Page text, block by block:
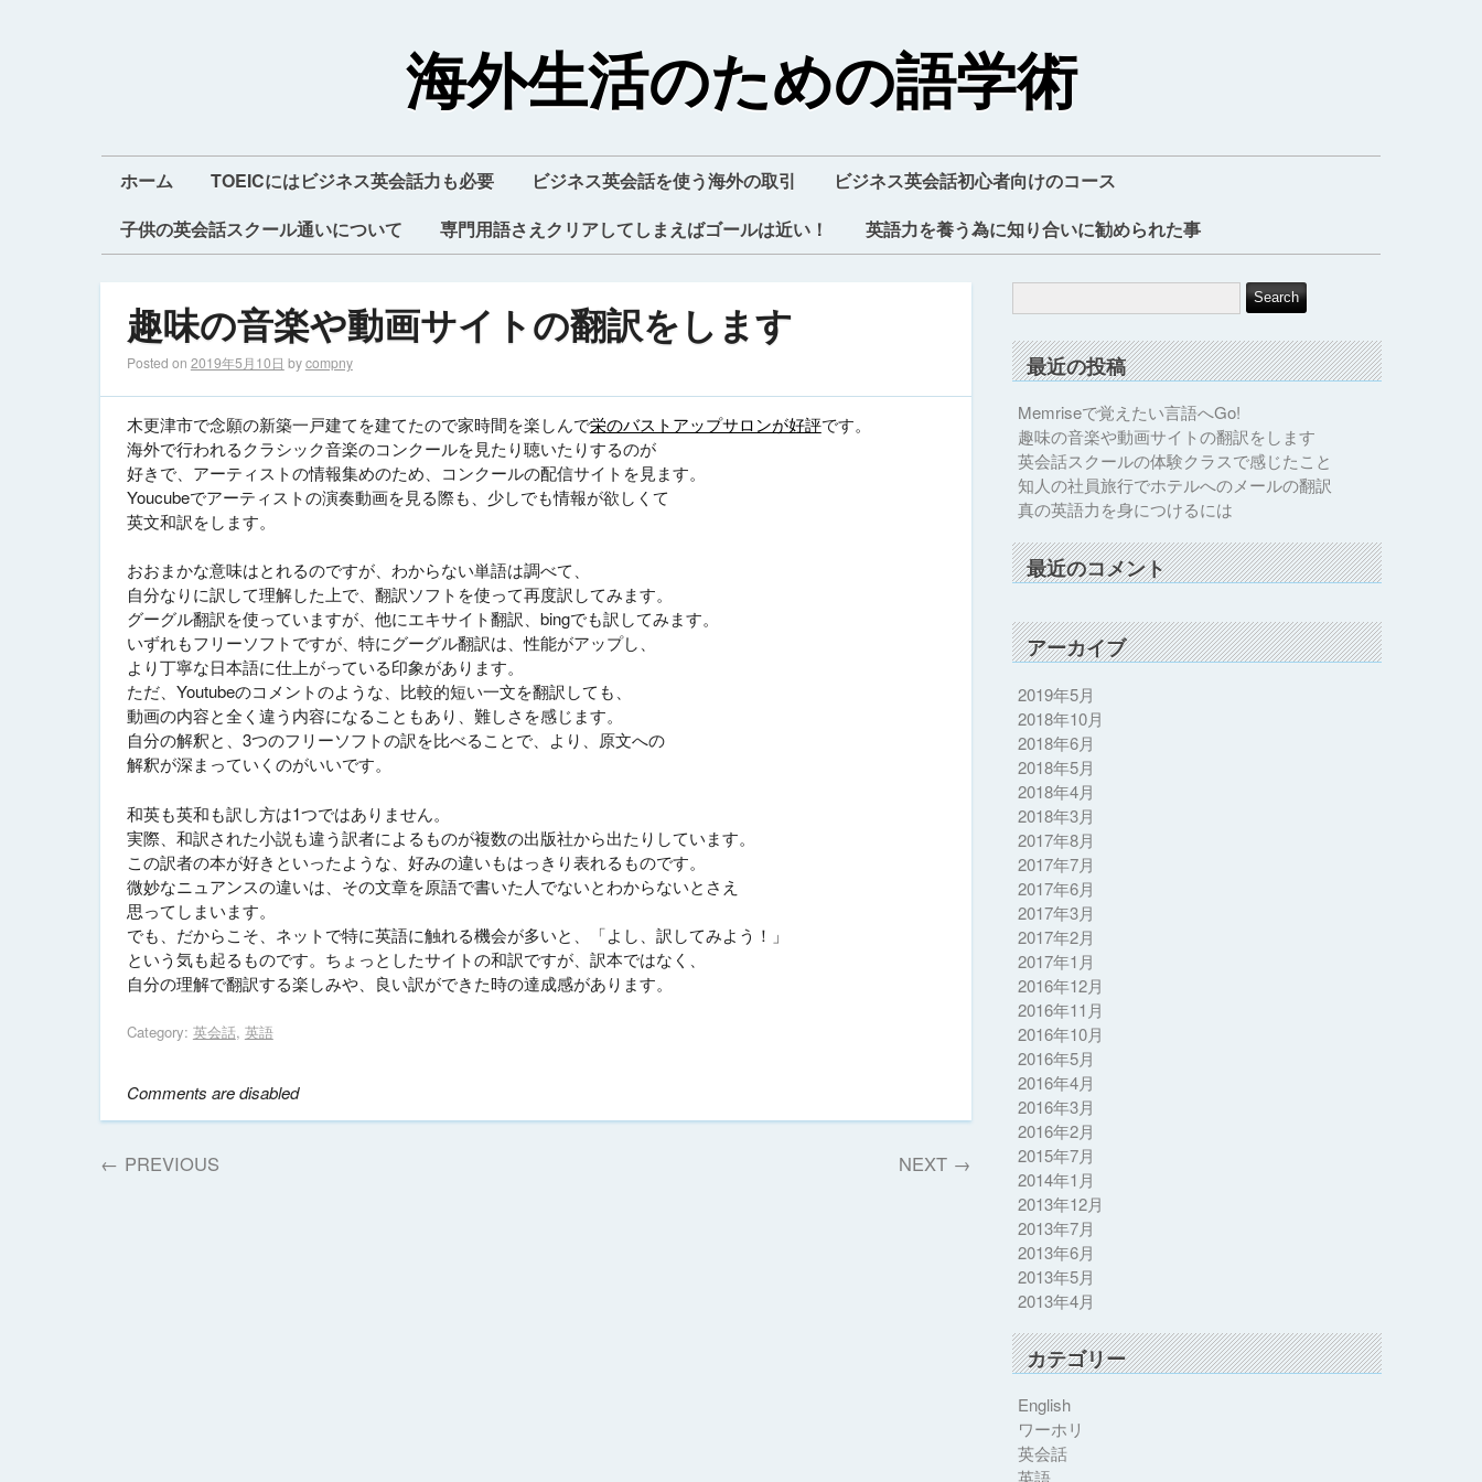
海外生活のための語学術
ホーム TOEICにはビジネス英会話力も必要 ビジネス英会話を使う海外の取引
ビジネス英会話初心者向けのコース
子供の英会話スクール通いについて
専門用語さえクリアしてしまえばゴールは近い！ 英語力を養う為に知り合いに勧められた事
趣味の音楽や動画サイトの翻訳をします
Posted on 2019年5月10日 bycompny
木更津市で念願の新築一戸建てを建てたので家時間を楽しんで栄のバストアップサロンが好評です。
海外で行われるクラシック音楽のコンクールを見たり聴いたりするのが
好きで、アーティストの情報集めのため、コンクールの配信サイトを見ます。
Youcubeでアーティストの演奏動画を見る際も、少しでも情報が欲しくて
英文和訳をします。
おおまかな意味はとれるのですが、わからない単語は調べて、
自分なりに訳して理解した上で、翻訳ソフトを使って再度訳してみます。
グーグル翻訳を使っていますが、他にエキサイト翻訳、bingでも訳してみます。
いずれもフリーソフトですが、特にグーグル翻訳は、性能がアップし、
より丁寧な日本語に仕上がっている印象があります。
ただ、Youtubeのコメントのような、比較的短い一文を翻訳しても、
動画の内容と全く違う内容になることもあり、難しさを感じます。
自分の解釈と、3つのフリーソフトの訳を比べることで、より、原文への
解釈が深まっていくのがいいです。
和英も英和も訳し方は1つではありません。
実際、和訳された小説も違う訳者によるものが複数の出版社から出たりしています。
この訳者の本が好きといったような、好みの違いもはっきり表れるものです。
微妙なニュアンスの違いは、その文章を原語で書いた人でないとわからないとさえ
思ってしまいます。
でも、だからこそ、ネットで特に英語に触れる機会が多いと、「よし、訳してみよう！」
という気も起るものです。ちょっとしたサイトの和訳ですが、訳本ではなく、
自分の理解で翻訳する楽しみや、良い訳ができた時の達成感があります。
Category: 英会話, 英語
Comments are disabled
← PREVIOUS NEXT →
最近の投稿
Memriseで覚えたい言語へGo!
趣味の音楽や動画サイトの翻訳をします
英会話スクールの体験クラスで感じたこと
知人の社員旅行でホテルへのメールの翻訳
真の英語力を身につけるには
最近のコメント
アーカイブ
2019年5月
2018年10月
2018年6月
2018年5月
2018年4月
2018年3月
2017年8月
2017年7月
2017年6月
2017年3月
2017年2月
2017年1月
2016年12月
2016年11月
2016年10月
2016年5月
2016年4月
2016年3月
2016年2月
2015年7月
2014年1月
2013年12月
2013年7月
2013年6月
2013年5月
2013年4月
カテゴリー
English
ワーホリ
英会話